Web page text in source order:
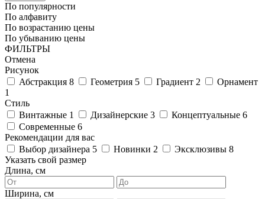
По популярности
По алфавиту
По возрастанию цены
По убыванию цены
ФИЛЬТРЫ
Отмена
Рисунок
Абстракция 8 Геометрия 5 Градиент 2
Орнамент
1
Стиль
Винтажные 1 Дизайнерские 3 Концептуальные 6
Современные 6
Рекомендации для вас
Выбор дизайнера 5 Новинки 2 Эксклюзивы 8
Указать свой размер
Длина, см
Ширина, см